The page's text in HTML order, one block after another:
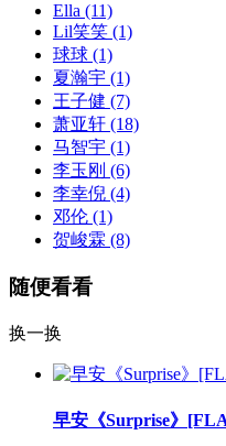
Ella (11)
Lil笑笑 (1)
球球 (1)
夏瀚宇 (1)
王子健 (7)
萧亚轩 (18)
马智宇 (1)
李玉刚 (6)
李幸倪 (4)
邓伦 (1)
贺峻霖 (8)
随便看看
换一换
早安《Surprise》